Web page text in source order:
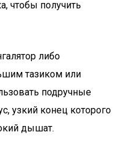
чтобы получить
либо
тазиком или
подручные
узкий конец которого
дышат.